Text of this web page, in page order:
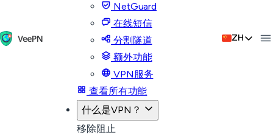
NetGuard
在线短信
分割隧道
额外功能
VPN服务
查看所有功能
什么是VPN？
移除阻止
ZH